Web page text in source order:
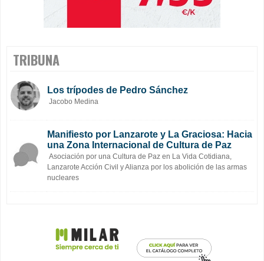
TRIBUNA
Los trípodes de Pedro Sánchez
Jacobo Medina
Manifiesto por Lanzarote y La Graciosa: Hacia
una Zona Internacional de Cultura de Paz
Asociación por una Cultura de Paz en La Vida Cotidiana,
Lanzarote Acción Civil y Alianza por los abolición de las armas
nucleares